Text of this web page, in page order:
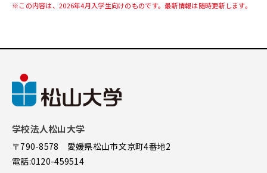
※この内容は、2026年4月入学生向けのものです。最新情報は随時更新します。
学校法人松山大学
〒790-8578 愛媛県松山市文京町4番地2
電話:0120-459514